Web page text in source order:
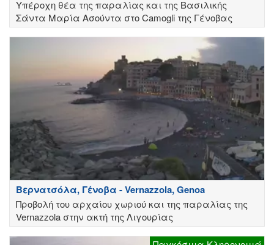
Υπέροχη θέα της παραλίας και της Βασιλικής
Σάντα Μαρία Ασούντα στο Camogli της Γένοβας
Βερνατσόλα, Γένοβα - Vernazzola, Genoa
Προβολή του αρχαίου χωριού και της παραλίας της
Vernazzola στην ακτή της Λιγουρίας